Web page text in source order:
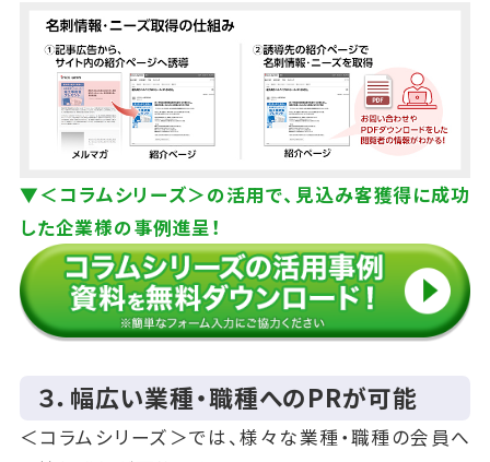
▼＜コラムシリーズ＞の活用で、見込み客獲得に成功
した企業様の事例進呈！
３．幅広い業種・職種へのPRが可能
＜コラムシリーズ＞では、様々な業種・職種の会員へ